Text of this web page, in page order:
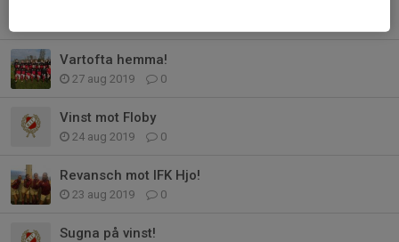
Vartofta hemma!
27 aug 2019 0
Vinst mot Floby
24 aug 2019 0
Revansch mot IFK Hjo!
23 aug 2019 0
Sugna på vinst!